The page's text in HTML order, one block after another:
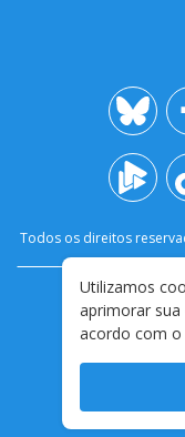
Todos os direitos
Utilizamos
aprimorar sua
acordo com o